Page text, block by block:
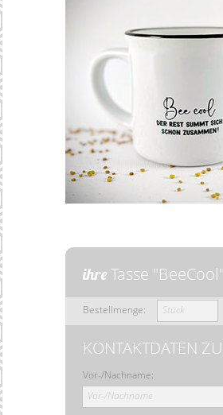
ihre Tasse "BeeCool"
KONTAKTDATEN
Vor-/Nachname:
Vor-/Nachname
Bestellmenge: Stück